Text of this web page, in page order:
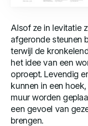
Alsof ze in levitatie
afgeronde steunen
terwijl de
het idee van een
oproept. Levendig
kunnen in een
muur worden
een gevoel van
brengen.